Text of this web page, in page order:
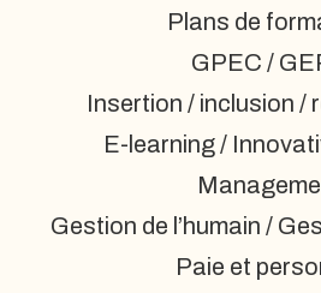
Plans de
GPEC /
Insertion / inclusion /
E-learning /
Gestion de l’humain /
Paie et